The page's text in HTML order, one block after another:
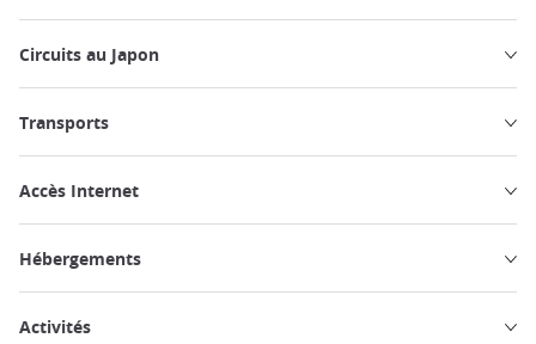
Circuits au Japon
Transports
Accès Internet
Hébergements
Activités